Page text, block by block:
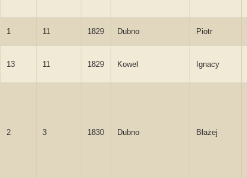
1 11 1829 Dubno Piotr
13 11 1829 Kowel Ignacy
2 3 1830 Dubno Błażej